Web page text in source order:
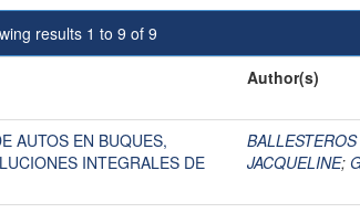
results 1 to 9 of 9
Author(s)
AUTOS EN BUQUES,
INTEGRALES DE
JACQUELINE;